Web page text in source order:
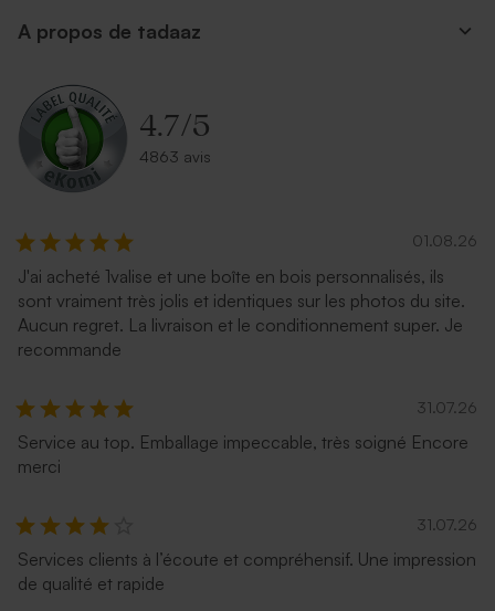
Enveloppe crème rectangle
Enveloppe blanche
Enveloppe communion
A propos de tadaaz
4.7/5
4863 avis
01.08.26
J'ai acheté 1valise et une boîte en bois personnalisés, ils
sont vraiment très jolis et identiques sur les photos du site.
Aucun regret. La livraison et le conditionnement super. Je
recommande
31.07.26
Service au top. Emballage impeccable, très soigné Encore
merci
31.07.26
Services clients à l’écoute et compréhensif. Une impression
de qualité et rapide